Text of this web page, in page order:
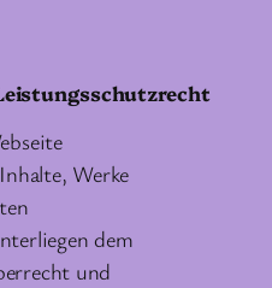
Werke
dem
und